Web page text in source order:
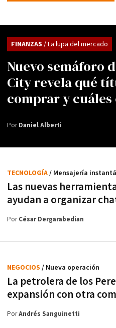
Nuevo semáforo
City revela qué
comprar y
FINANZAS / La lupa del mercado
PorDaniel Alberti
Las nuevas
ayudan a organizar
TECNOLOGÍA/ Mensajería
PorCésar Dergarabedian
La petrolera de los
expansión con otra
NEGOCIOS / Nueva operación
PorAndrés Sanguinetti